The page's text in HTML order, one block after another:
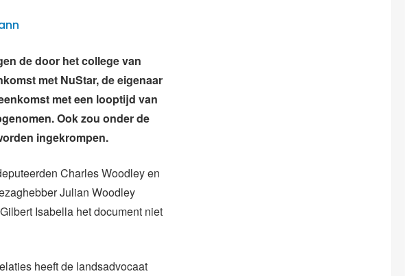
de door het college van
met NuStar, de eigenaar
met een looptijd van
Ook zou onder de
ingekrompen.
Charles Woodley en
Julian Woodley
Isabella het document niet
heeft de landsadvocaat